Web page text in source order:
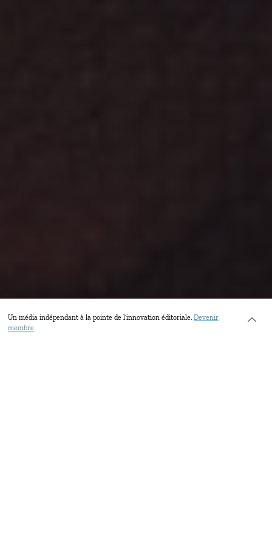
Un média indépendant à la pointe de l’innovation éditoriale. Devenir
membre